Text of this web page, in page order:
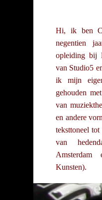
Hi, ik ben
negentien
opleiding bij
van Studio5
ik mijn
gehouden
van
en andere
teksttoneel
van
Amsterdam
Kunsten).